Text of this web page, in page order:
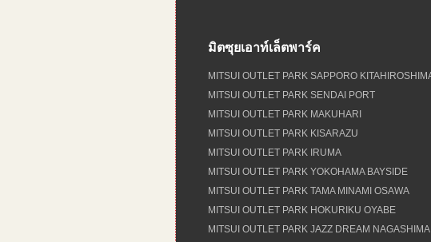
มิตซุยเอาท์เล็ตพาร์ค
MITSUI OUTLET PARK SAPPORO
MITSUI OUTLET PARK SENDAI PORT
MITSUI OUTLET PARK MAKUHARI
MITSUI OUTLET PARK KISARAZU
MITSUI OUTLET PARK IRUMA
MITSUI OUTLET PARK YOKOHAMA BAYSIDE
MITSUI OUTLET PARK TAMA MINAMI OSAWA
MITSUI OUTLET PARK HOKURIKU OYABE
MITSUI OUTLET PARK JAZZ DREAM NAGASHIMA